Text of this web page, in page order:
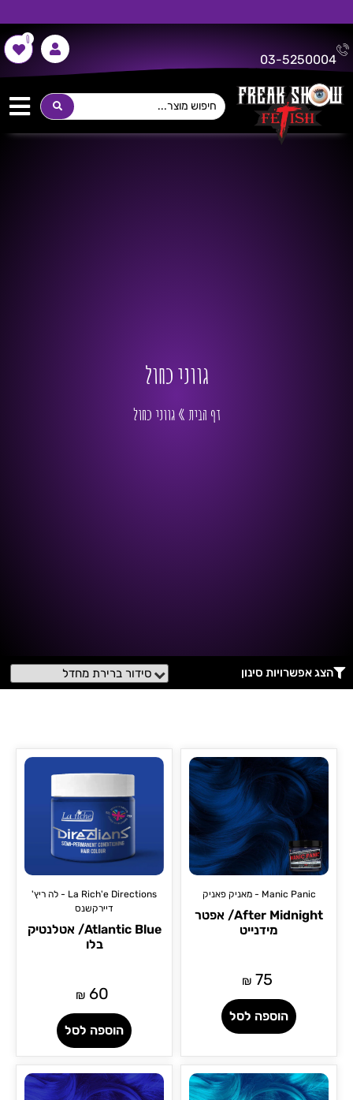
משלוח חינם על כל רכישה מעל 300 ש"ח!
03-5250004
0
גווני כחול
דף הבית »גווני כחול
הצג אפשרויות סינון
Manic Panic - מאניק פאניק
After Midnight/ אפטר
מידנייט
75
₪
הוספה לסל
La Rich'e Directions - לה ריץ'
דיירקשנס
Atlantic Blue/ אטלנטיק
בלו
60
₪
הוספה לסל